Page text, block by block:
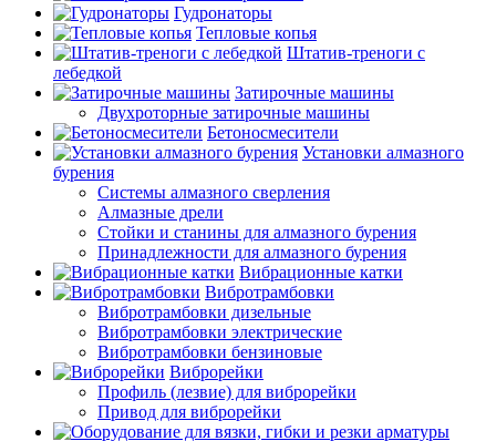
Гудронаторы
Тепловые копья
Штатив-треноги с
лебедкой
Затирочные машины
Двухроторные затирочные машины
Бетоносмесители
Установки алмазного
бурения
Системы алмазного сверления
Алмазные дрели
Стойки и станины для алмазного бурения
Принадлежности для алмазного бурения
Вибрационные катки
Вибротрамбовки
Вибротрамбовки дизельные
Вибротрамбовки электрические
Вибротрамбовки бензиновые
Виброрейки
Профиль (лезвие) для виброрейки
Привод для виброрейки